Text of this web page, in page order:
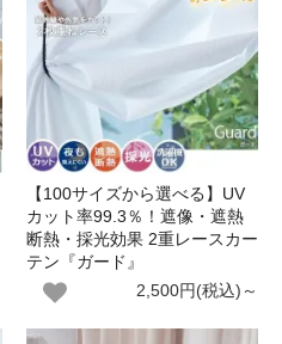
【100サイズから選べる】UV
カット率99.3％！遮像・遮熱
断熱・採光効果 2重レースカー
テン『ガード』
2,500円(税込)～